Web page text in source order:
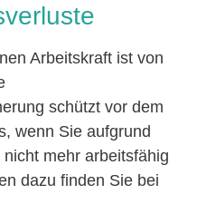
Arbeitskraft ist von
schützt vor dem
wenn Sie aufgrund
mehr arbeitsfähig
dazu finden Sie bei